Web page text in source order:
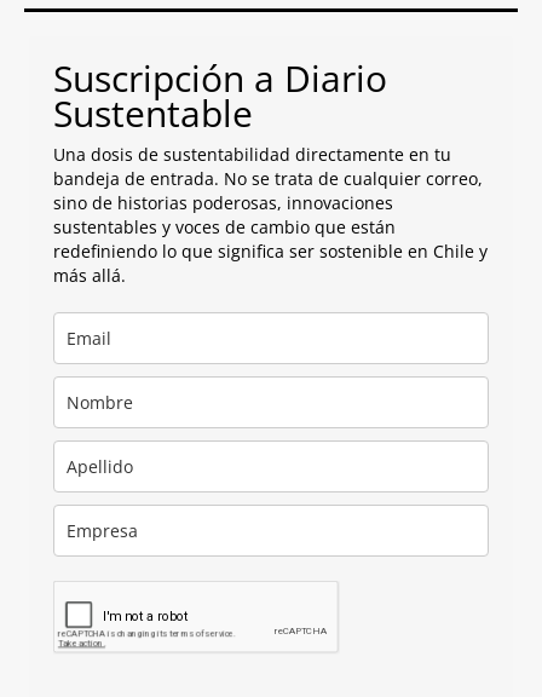
Suscripción a Diario
Sustentable
Una dosis de sustentabilidad directamente en tu
bandeja de entrada. No se trata de cualquier correo,
sino de historias poderosas, innovaciones
sustentables y voces de cambio que están
redefiniendo lo que significa ser sostenible en Chile y
más allá.